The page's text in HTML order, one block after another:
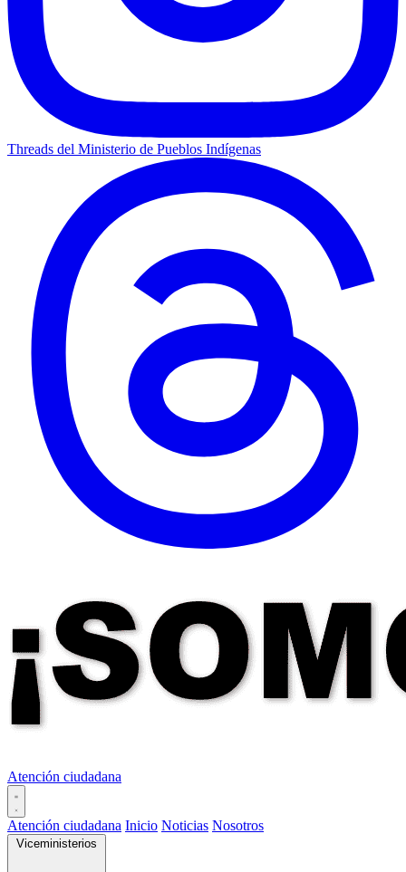
Threads del Ministerio de Pueblos Indígenas
Atención ciudadana
Atención ciudadana Inicio Noticias Nosotros
Viceministerios